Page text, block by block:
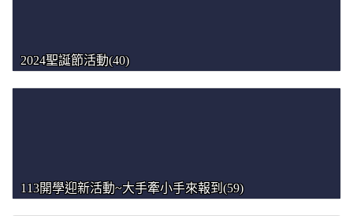
2024聖誕節活動(40)
113開學迎新活動~大手牽小手來報到(59)